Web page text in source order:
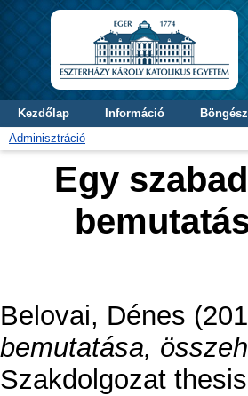
Kezdőlap Információ
Adminisztráció
Egy
Belovai, Dénes
bemutatása,
Szakdolgozat